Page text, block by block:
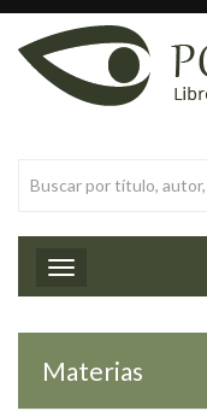
Toggle navigation
Materias